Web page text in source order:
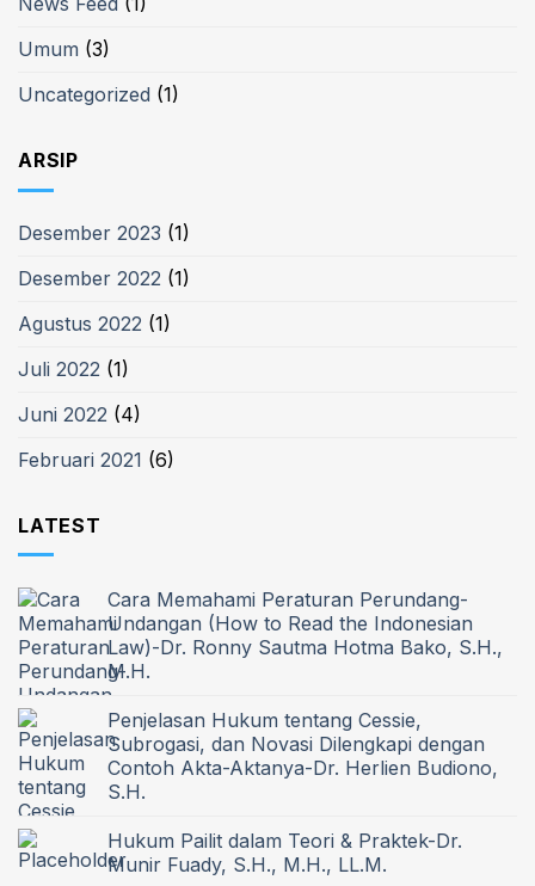
Umum (3)
Uncategorized (1)
ARSIP
Desember 2023 (1)
Desember 2022 (1)
Agustus 2022 (1)
Juli 2022 (1)
Juni 2022 (4)
Februari 2021 (6)
LATEST
Cara Memahami Peraturan Perundang-
Undangan (How to Read the Indonesian
Law)-Dr. Ronny Sautma Hotma Bako, S.H.,
M.H.
Penjelasan Hukum tentang Cessie,
Subrogasi, dan Novasi Dilengkapi dengan
Contoh Akta-Aktanya-Dr. Herlien Budiono,
S.H.
Hukum Pailit dalam Teori & Praktek-Dr.
Munir Fuady, S.H., M.H., LL.M.